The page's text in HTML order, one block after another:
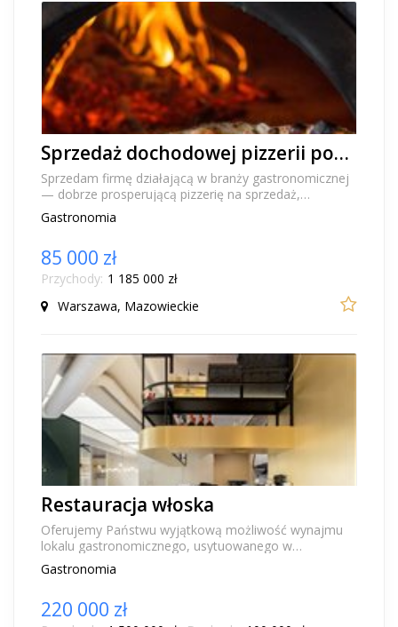
Sprzedaż dochodowej pizzerii pod Warszawą piec opalany drewnem know-how wyposażenie
Sprzedam firmę działającą w branży gastronomicznej
— dobrze prosperującą pizzerię na sprzedaż,
zlokalizowaną po północnej stronie Warszawy, w
bardz...
Gastronomia
85 000 zł
Przychody: 1 185 000 zł
Warszawa, Mazowieckie
Restauracja włoska
Oferujemy Państwu wyjątkową możliwość wynajmu
lokalu gastronomicznego, usytuowanego w
doskonałej lokalizacji na ulicy Dąbrowskiego, w
nowoczesnej i...
Gastronomia
220 000 zł